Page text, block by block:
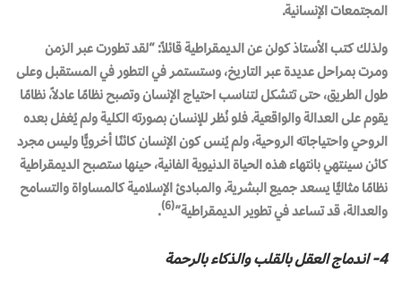
المجتمعات الإنسانية.
ولذلك كتب الأستاذ كولن عن الديمقراطية قائلاً: “لقد تطورت عبر الزمن
ومرت بمراحل عديدة عبر التاريخ، وستستمر في التطور في المستقبل وعلى
طول الطريق، حتى تتشكل لتناسب احتياج الإنسان وتصبح نظامًا عادلاً، نظامًا
يقوم على العدالة والواقعية. فلو نُظر للإنسان بصورته الكلية ولم يُغفل بعده
الروحي واحتياجاته الروحية، ولم يُنس كون الإنسان كائنًا أخرويًّا وليس مجرد
كائن سينتهي بانتهاء هذه الحياة الدنيوية الفانية، حينها ستصبح الديمقراطية
نظامًا مثاليًّا يسعد جميع البشرية. والمبادئ الإسلامية كالمساواة والتسامح
والعدالة، قد تساعد في تطوير الديمقراطية”(6)
.
4- اندماج العقل بالقلب والذكاء بالرحمة